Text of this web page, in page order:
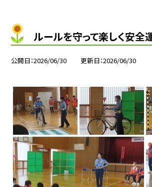
ルールを守って楽しく安全
公開日 2026/06/30 更新日 2026/06/30